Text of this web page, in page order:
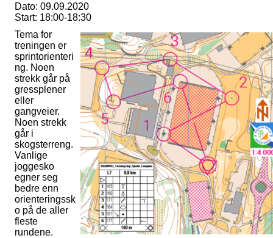
Dato: 09.09.2020
Start: 18:00-18:30
Tema for
treningen er
sprintorienteri
ng. Noen
strekk går på
gressplener
eller
gangveier.
Noen strekk
går i
skogsterreng.
Vanlige
joggesko
egner seg
bedre enn
orienteringssk
o på de aller
fleste
rundene.